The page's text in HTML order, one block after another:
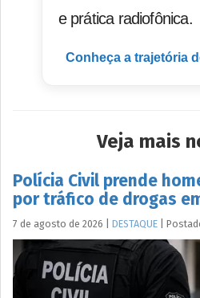
e prática radiofônica.
Conheça a trajetória
Veja mais
Polícia Civil prende
por tráfico de drogas
7 de agosto de 2026 DESTAQUE